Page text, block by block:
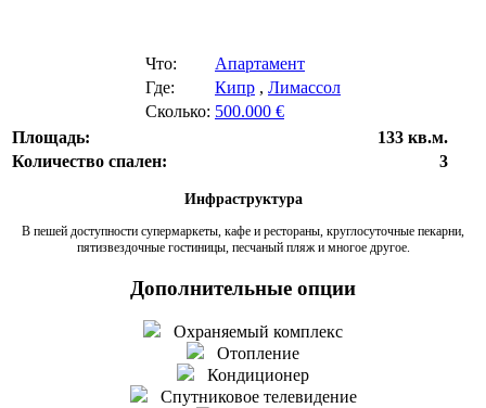
Что:
Апартамент
Где:
Кипр , Лимассол
Сколько: 500.000 €
Площадь:
133 кв.м.
Количество спален:
3
Инфраструктура
В пешей доступности супермаркеты, кафе и рестораны, круглосуточные пекарни,
пятизвездочные гостиницы, песчаный пляж и многое другое.
Дополнительные опции
Охраняемый комплекс
Отопление
Кондиционер
Спутниковое телевидение